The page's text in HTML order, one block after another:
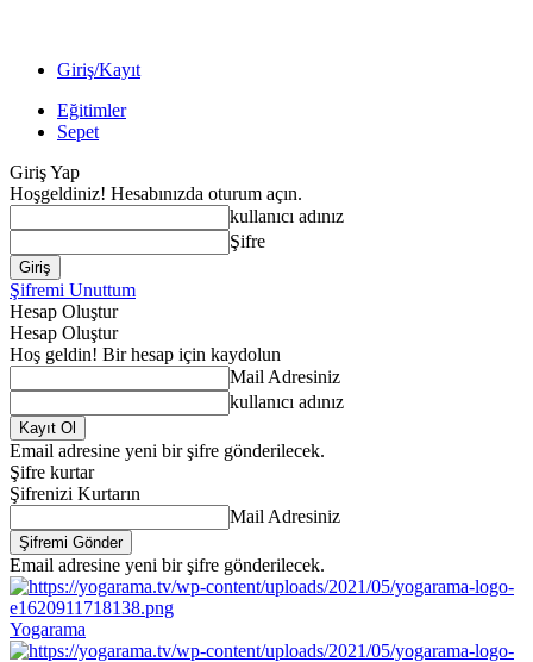
Giriş/Kayıt
Eğitimler
Sepet
Giriş Yap
Hoşgeldiniz! Hesabınızda oturum açın.
kullanıcı adınız
Şifre
Şifremi Unuttum
Hesap Oluştur
Hesap Oluştur
Hoş geldin! Bir hesap için kaydolun
Mail Adresiniz
kullanıcı adınız
Email adresine yeni bir şifre gönderilecek.
Şifre kurtar
Şifrenizi Kurtarın
Mail Adresiniz
Email adresine yeni bir şifre gönderilecek.
Yogarama